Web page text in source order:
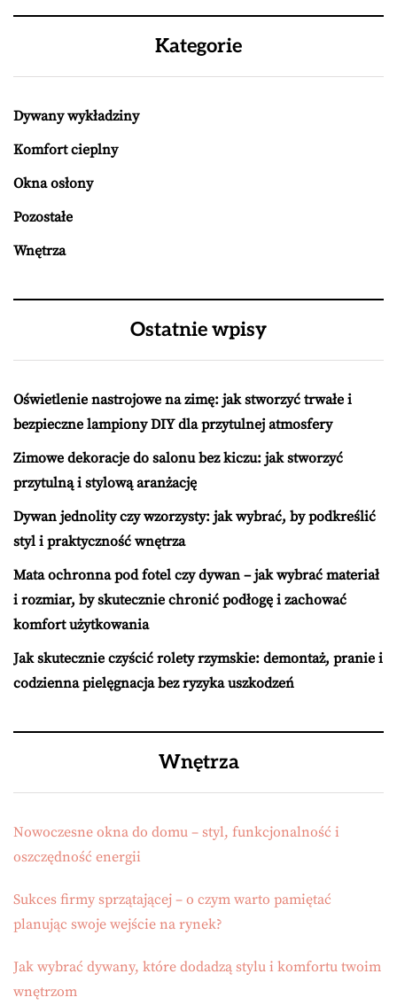
Kategorie
Dywany wykładziny
Komfort cieplny
Okna osłony
Pozostałe
Wnętrza
Ostatnie wpisy
Oświetlenie nastrojowe na zimę: jak stworzyć trwałe i
bezpieczne lampiony DIY dla przytulnej atmosfery
Zimowe dekoracje do salonu bez kiczu: jak stworzyć
przytulną i stylową aranżację
Dywan jednolity czy wzorzysty: jak wybrać, by podkreślić
styl i praktyczność wnętrza
Mata ochronna pod fotel czy dywan – jak wybrać materiał
i rozmiar, by skutecznie chronić podłogę i zachować
komfort użytkowania
Jak skutecznie czyścić rolety rzymskie: demontaż, pranie i
codzienna pielęgnacja bez ryzyka uszkodzeń
Wnętrza
Nowoczesne okna do domu – styl, funkcjonalność i
oszczędność energii
Sukces firmy sprzątającej – o czym warto pamiętać
planując swoje wejście na rynek?
Jak wybrać dywany, które dodadzą stylu i komfortu twoim
wnętrzom